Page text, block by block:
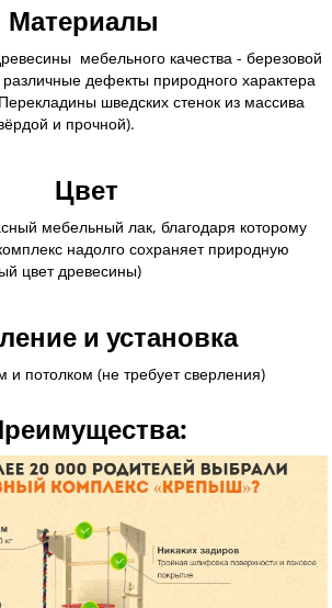
Материалы
мебельного качества - березовой
дефекты природного характера
шведских стенок из массива
и прочной).
Цвет
мебельный лак, благодаря которому
надолго сохраняет природную
цвет древесины)
и установка
потолком (не требует сверления)